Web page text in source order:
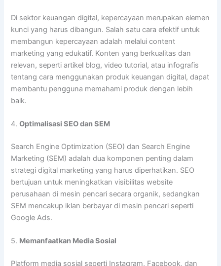
Di sektor keuangan digital, kepercayaan merupakan elemen
kunci yang harus dibangun. Salah satu cara efektif untuk
membangun kepercayaan adalah melalui content
marketing yang edukatif. Konten yang berkualitas dan
relevan, seperti artikel blog, video tutorial, atau infografis
tentang cara menggunakan produk keuangan digital, dapat
membantu pengguna memahami produk dengan lebih
baik.
4.Optimalisasi SEO dan SEM
Search Engine Optimization (SEO) dan Search Engine
Marketing (SEM) adalah dua komponen penting dalam
strategi digital marketing yang harus diperhatikan. SEO
bertujuan untuk meningkatkan visibilitas website
perusahaan di mesin pencari secara organik, sedangkan
SEM mencakup iklan berbayar di mesin pencari seperti
Google Ads.
5. Memanfaatkan Media Sosial
Platform media sosial seperti Instagram, Facebook, dan